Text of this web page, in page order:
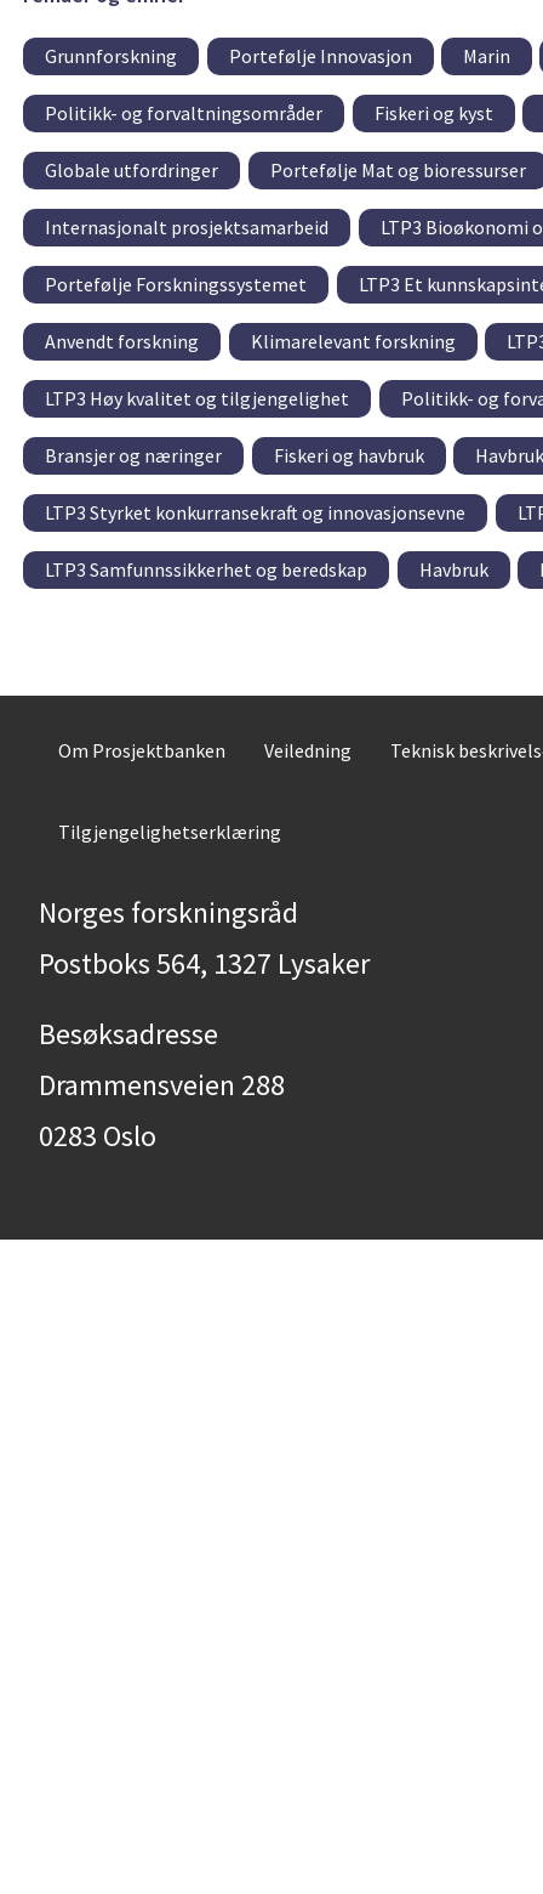
Grunnforskning Portefølje Innovasjon Marin
Politikk- og forvaltningsområder Fiskeri og kyst
Globale utfordringer Portefølje Mat og bioressurser
Internasjonalt prosjektsamarbeid LTP3 Bioøkonomi
Portefølje Forskningssystemet LTP3 Et
Anvendt forskning Klimarelevant forskning
LTP3 Høy kvalitet og tilgjengelighet Politikk- og
Bransjer og næringer Fiskeri og havbruk Havbruk
LTP3 Styrket konkurransekraft og innovasjonsevne
LTP3 Samfunnssikkerhet og beredskap Havbruk
Om Prosjektbanken Veiledning Teknisk
Tilgjengelighetserklæring
Norges forskningsråd
Postboks 564, 1327 Lysaker
Besøksadresse
Drammensveien 288
0283 Oslo